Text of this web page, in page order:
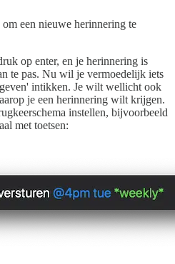
een nieuwe herinnering te
op enter, en je herinnering is
te pas. Nu wil je vermoedelijk iets
intikken. Je wilt wellicht ook
je een herinnering wilt krijgen.
instellen, bijvoorbeeld
met toetsen: